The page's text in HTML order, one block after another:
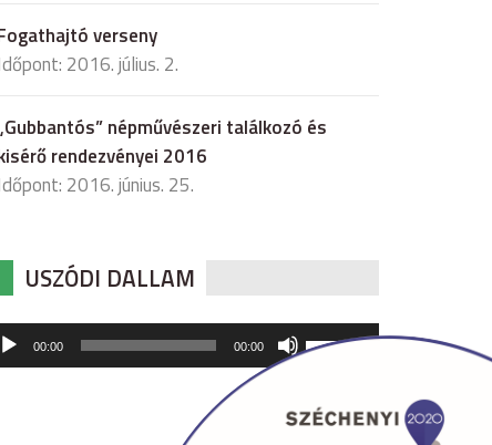
verseny
2016. július. 2.
népművészeri találkozó és
rendezvényei 2016
2016. június. 25.
USZÓDI DALLAM
00:00 00:00
hangerő
csökkentéséhez